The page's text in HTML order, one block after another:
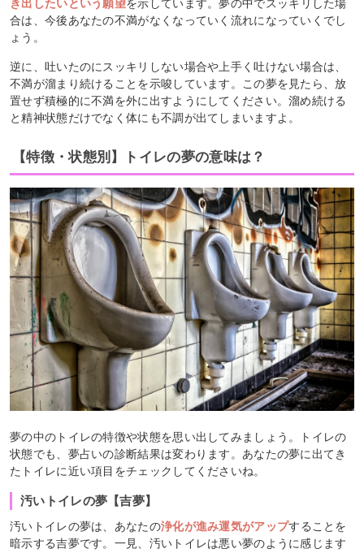
き出したいという願望を示しています。夢の中でスッキリした場
合は、今後あなたの不満がなくなっていく流れになっていくでし
ょう。
逆に、吐いたのにスッキリしない場合や上手く吐けない場合は、
不満が溜まり続けることを示唆しています。この夢を見たら、放
置せず積極的に不満を外に出すようにしてください。溜め続ける
と精神状態だけでなく体にも不調が出てしまいますよ。
【特徴・状態別】トイレの夢の意味は？
夢の中のトイレの特徴や状態を思い出してみましょう。トイレの
状態でも、夢占いの診断結果は変わります。あなたの夢に出てき
たトイレに近い項目をチェックしてくださいね。
汚いトイレの夢【吉夢】
汚いトイレの夢は、あなたの浄化が進み運気がアップすることを
暗示する吉夢です。一見、汚いトイレは悪い夢のように感じます